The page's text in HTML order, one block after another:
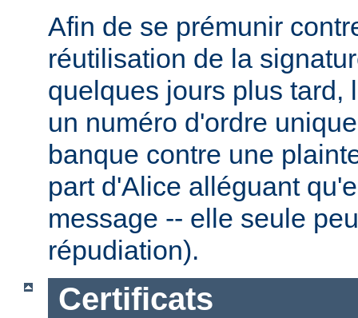
Afin de se prémunir
réutilisation de la
quelques jours plus tard,
un numéro d'ordre
banque contre une
part d'Alice alléguant
message -- elle seule
répudiation).
Certificats